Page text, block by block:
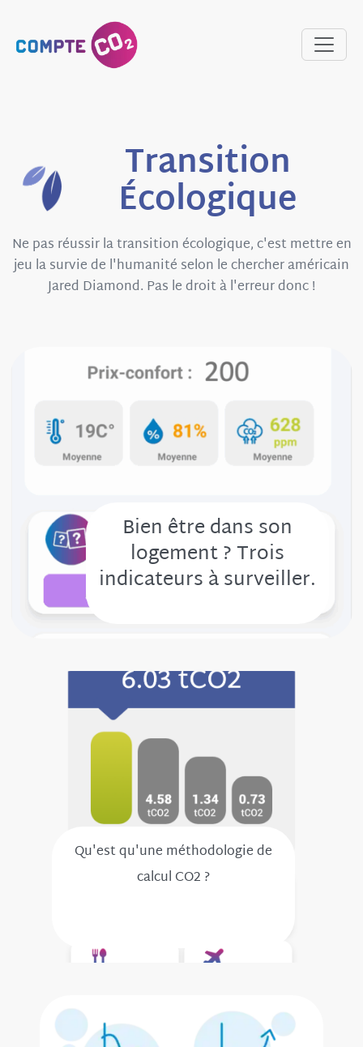
Transition
Écologique
Ne pas réussir la transition écologique, c'est mettre en
jeu la survie de l'humanité selon le chercher américain
Jared Diamond. Pas le droit à l'erreur donc !
Bien être dans son
logement ? Trois
indicateurs à surveiller.
Qu'est qu'une méthodologie de
calcul CO2 ?